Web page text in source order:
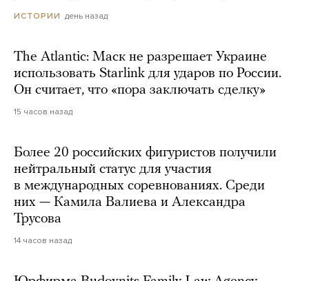
ИСТОРИИ день назад
The Atlantic: Маск не разрешает Украине
использовать Starlink для ударов по России.
Он считает, что «пора заключать сделку»
15 часов назад
Более 20 российских фигуристов получили
нейтральный статус для участия
в международных соревнованиях. Среди
них — Камила Валиева и Александра
Трусова
14 часов назад